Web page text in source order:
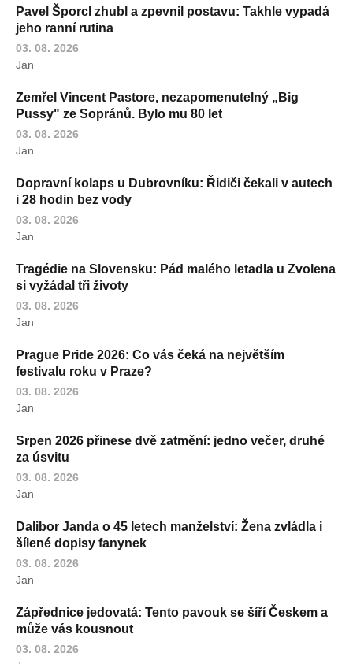
Pavel Šporcl zhubl a zpevnil postavu: Takhle vypadá
jeho ranní rutina
03. 08. 2026
Jan
Zemřel Vincent Pastore, nezapomenutelný „Big
Pussy" ze Sopránů. Bylo mu 80 let
03. 08. 2026
Jan
Dopravní kolaps u Dubrovníku: Řidiči čekali v autech
i 28 hodin bez vody
03. 08. 2026
Jan
Tragédie na Slovensku: Pád malého letadla u Zvolena
si vyžádal tři životy
03. 08. 2026
Jan
Prague Pride 2026: Co vás čeká na největším
festivalu roku v Praze?
03. 08. 2026
Jan
Srpen 2026 přinese dvě zatmění: jedno večer, druhé
za úsvitu
03. 08. 2026
Jan
Dalibor Janda o 45 letech manželství: Žena zvládla i
šílené dopisy fanynek
03. 08. 2026
Jan
Zápřednice jedovatá: Tento pavouk se šíří Českem a
může vás kousnout
03. 08. 2026